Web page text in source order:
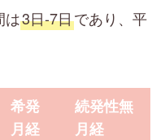
は3日-7日であり、平
希発
月経
続発性無
月経